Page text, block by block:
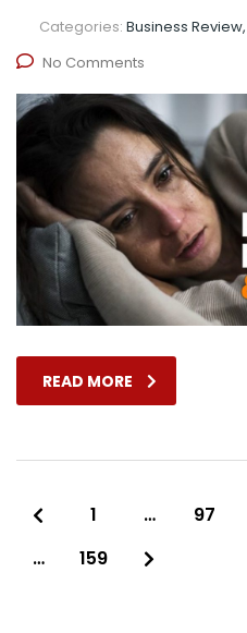
Categories: Business
No Comments
READ MORE
1 … 97
…
159